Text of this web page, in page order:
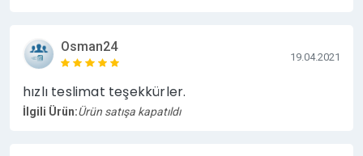
Osman24
19.04.2021
hızlı teslimat teşekkürler.
İlgili Ürün:Ürün satışa kapatıldı